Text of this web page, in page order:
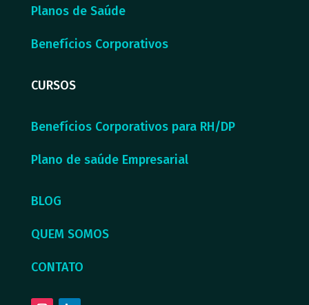
Planos de Saúde
Benefícios Corporativos
CURSOS
Benefícios Corporativos para RH/DP
Plano de saúde Empresarial
BLOG
QUEM SOMOS
CONTATO